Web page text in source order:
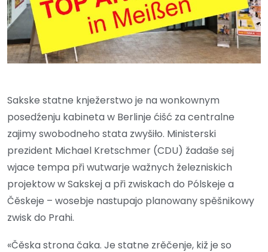
Sakske statne knježerstwo je na wonkownym
posedźenju kabineta w Berlinje ćišć za centralne
zajimy swobodneho stata zwyšiło. Ministerski
prezident Michael Kretschmer (CDU) žadaše sej
wjace tempa při wutwarje wažnych železniskich
projektow w Sakskej a při zwiskach do Pólskeje a
Čěskeje – wosebje nastupajo planowany spěšnikowy
zwisk do Prahi.
«Čěska strona čaka. Je statne zrěčenje, kiž je so